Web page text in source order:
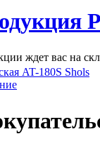
ждет вас на